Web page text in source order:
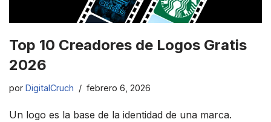
Top 10 Creadores de Logos Gratis
2026
por DigitalCruch febrero 6, 2026
Un logo es la base de la identidad de una marca.